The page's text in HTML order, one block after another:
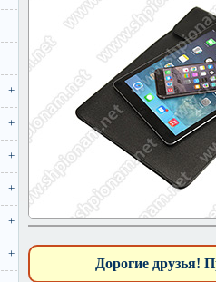
Дорогие друзья!